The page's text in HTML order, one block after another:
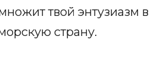
твой энтузиазм
страну.